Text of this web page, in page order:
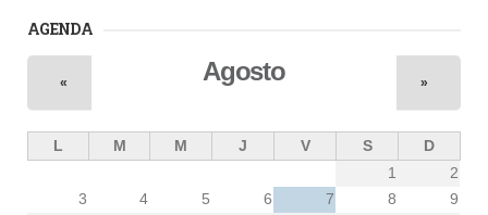
AGENDA
Agosto
« »
L M M J V S
D
1
2
3
4 5 6 7 8
9